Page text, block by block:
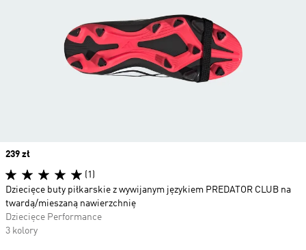
Price
239 zł
(1)
Dziecięce buty piłkarskie z wywijanym językiem PREDATOR CLUB na
twardą/mieszaną nawierzchnię
Dziecięce Performance
3 kolory